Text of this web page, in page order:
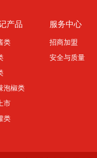
产品
类
泡椒类
市
类
服务中心
招商加盟
安全与质量